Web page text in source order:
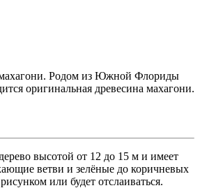
махагони. Родом из Южной Флориды
оригинальная древесина махагони.
высотой от 12 до 15 м и имеет
ветви и зелёные до коричневых
или будет отслаиваться.